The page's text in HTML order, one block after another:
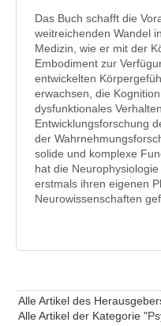
Das Buch schafft die
weitreichenden Wandel
Medizin, wie er mit der
Embodiment zur
entwickelten
erwachsen, die
dysfunktionales
Entwicklungsforschung
der
solide und komplexe
hat die
erstmals ihren eigenen
Neurowissenschaften
Alle Artikel des
Alle Artikel der Kategorie "